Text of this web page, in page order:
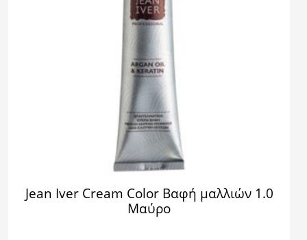
Jean Iver Cream Color Βαφή μαλλιών 1.0
Μαύρο